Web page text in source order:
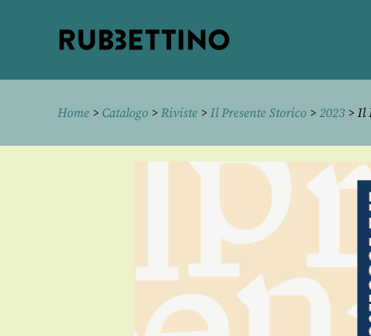
Home > Catalogo > Riviste > Il Presente Storico > 2023 > Il